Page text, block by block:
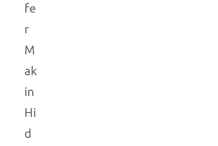
fe
r
M
ak
in
Hi
d